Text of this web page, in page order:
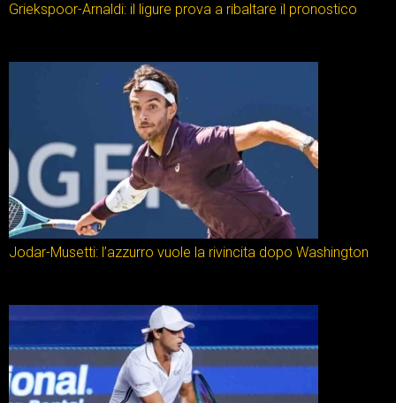
Griekspoor-Arnaldi: il ligure prova a ribaltare il pronostico
Jodar-Musetti: l’azzurro vuole la rivincita dopo Washington